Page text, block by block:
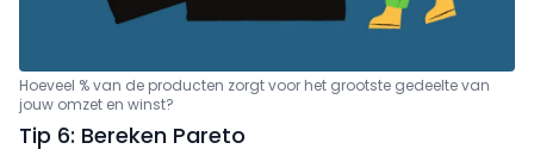
Hoeveel % van de producten zorgt voor het grootste gedeelte van
jouw omzet en winst?
Tip 6: Bereken Pareto